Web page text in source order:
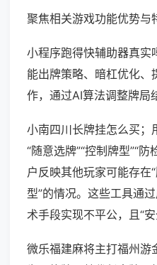
聚焦相关游戏功能优势与
小程序跑得快辅助器真实
能出牌策略、暗杠优化、
作，通过AI算法调整牌局
小南四川长牌挂怎么买；
“随意选牌”“控制牌型”“
户反映其他玩家可能存在
型”的情况。这些工具通
术手段实现不平公，且“安
微乐福建麻将主打福州游